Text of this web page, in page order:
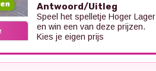
Antwoord/Uitleg
Speel het spelletje Hoger Lager
en win een van deze prijzen.
Kies je eigen prijs